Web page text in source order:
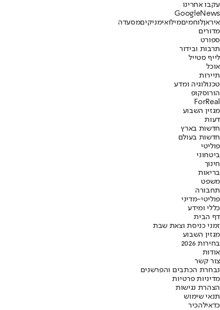
עקבו אחרינו
Googl eNews
איראןלוחמיםמילואימניקיםמסעדה
מדורים
ספורט
תרבות ובידור
לייף סטייל
אוכל
תיירות
טכנולוגיה ומדע
הורוסקופ
ForReal
מגזין השבוע
דעות
חדשות בארץ
חדשות בעולם
פוליטי
ביטחוני
חינוך
בריאות
משפט
תחבורה
פוליטי-מדיני
כללי ומידע
דף הבית
זמני כניסת וצאת שבת
מגזין השבוע
בחירות 2026
אודות
צור קשר
נבחרת הכתבים והפרשנים
מדיניות פרטיות
הצהרת נגישות
תנאי שימוש
כדאילהכיר